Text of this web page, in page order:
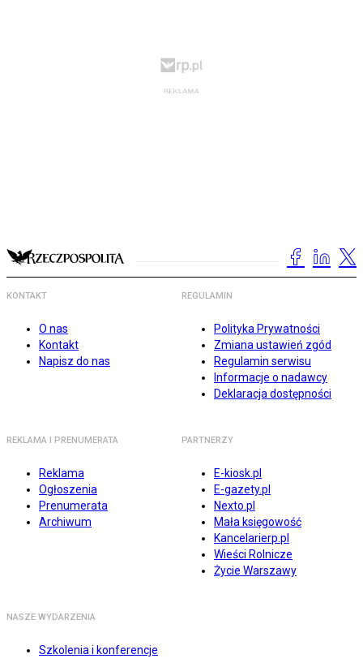
KONTAKT
O nas
Kontakt
Napisz do nas
REGULAMIN
Polityka Prywatności
Zmiana ustawień zgód
Regulamin serwisu
Informacje o nadawcy
Deklaracja dostępności
REKLAMA I PRENUMERATA
Reklama
Ogłoszenia
Prenumerata
Archiwum
PARTNERZY
E-kiosk.pl
E-gazety.pl
Nexto.pl
Mała księgowość
Kancelarierp.pl
Wieści Rolnicze
Życie Warszawy
NASZE WYDARZENIA
Szkolenia i konferencje